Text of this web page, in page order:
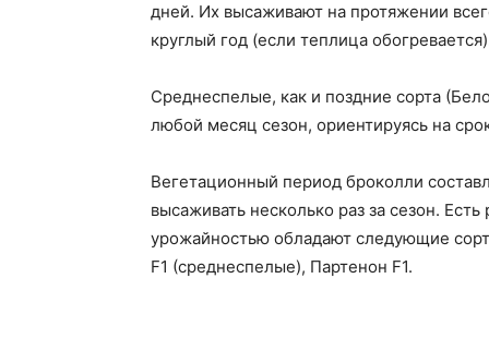
дней. Их высаживают на протяжении
круглый год (если теплица
Среднеспелые, как и поздние сорта
любой месяц сезон, ориентируясь на
Вегетационный период броколли
высаживать несколько раз за сезон.
урожайностью обладают следующие
F1 (среднеспелые), Партенон F1.